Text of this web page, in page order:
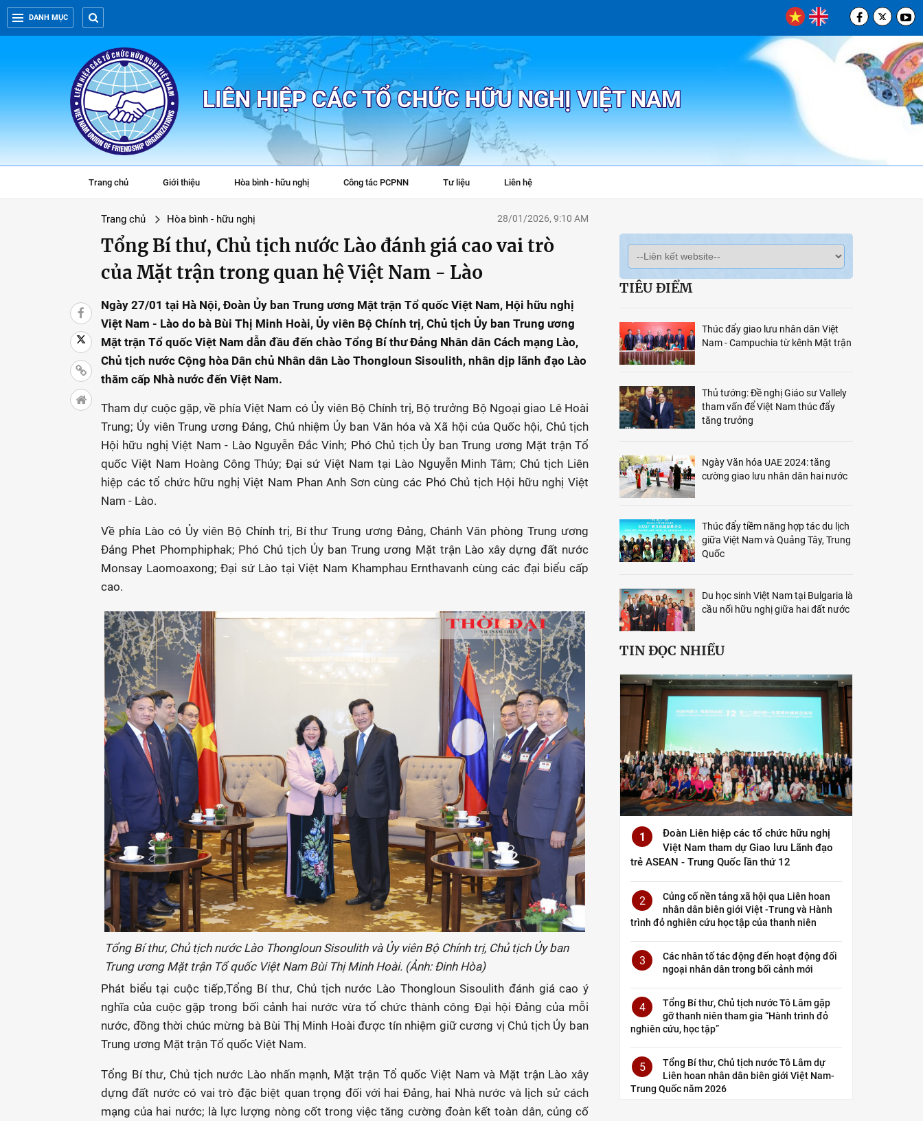
DANH MỤC
LIÊN HIỆP CÁC TỔ CHỨC HỮU NGHỊ VIỆT NAM
Trang chủ Giới thiệu Hòa bình - hữu nghị Công tác PCPNN Tư liệu Liên hệ
Trang chủ Hòa bình - hữu nghị 28/01/2026, 9:10 AM
Tổng Bí thư, Chủ tịch nước Lào đánh giá cao vai trò
của Mặt trận trong quan hệ Việt Nam - Lào
Ngày 27/01 tại Hà Nội, Đoàn Ủy ban Trung ương Mặt trận Tổ quốc Việt Nam, Hội hữu nghị
Việt Nam - Lào do bà Bùi Thị Minh Hoài, Ủy viên Bộ Chính trị, Chủ tịch Ủy ban Trung ương
Mặt trận Tổ quốc Việt Nam dẫn đầu đến chào Tổng Bí thư Đảng Nhân dân Cách mạng Lào,
Chủ tịch nước Cộng hòa Dân chủ Nhân dân Lào Thongloun Sisoulith, nhân dịp lãnh đạo Lào
thăm cấp Nhà nước đến Việt Nam.
Tham dự cuộc gặp, về phía Việt Nam có Ủy viên Bộ Chính trị, Bộ trưởng Bộ Ngoại giao Lê Hoài
Trung; Ủy viên Trung ương Đảng, Chủ nhiệm Ủy ban Văn hóa và Xã hội của Quốc hội, Chủ tịch
Hội hữu nghị Việt Nam - Lào Nguyễn Đắc Vinh; Phó Chủ tịch Ủy ban Trung ương Mặt trận Tổ
quốc Việt Nam Hoàng Công Thủy; Đại sứ Việt Nam tại Lào Nguyễn Minh Tâm; Chủ tịch Liên
hiệp các tổ chức hữu nghị Việt Nam Phan Anh Sơn cùng các Phó Chủ tịch Hội hữu nghị Việt
Nam - Lào.
Về phía Lào có Ủy viên Bộ Chính trị, Bí thư Trung ương Đảng, Chánh Văn phòng Trung ương
Đảng Phet Phomphiphak; Phó Chủ tịch Ủy ban Trung ương Mặt trận Lào xây dựng đất nước
Monsay Laomoaxong; Đại sứ Lào tại Việt Nam Khamphau Ernthavanh cùng các đại biểu cấp
cao.
Tổng Bí thư, Chủ tịch nước Lào Thongloun Sisoulith và Ủy viên Bộ Chính trị, Chủ tịch Ủy ban
Trung ương Mặt trận Tổ quốc Việt Nam Bùi Thị Minh Hoài. (Ảnh: Đinh Hòa)
Phát biểu tại cuộc tiếp,Tổng Bí thư, Chủ tịch nước Lào Thongloun Sisoulith đánh giá cao ý
nghĩa của cuộc gặp trong bối cảnh hai nước vừa tổ chức thành công Đại hội Đảng của mỗi
nước, đồng thời chúc mừng bà Bùi Thị Minh Hoài được tín nhiệm giữ cương vị Chủ tịch Ủy ban
Trung ương Mặt trận Tổ quốc Việt Nam.
Tổng Bí thư, Chủ tịch nước Lào nhấn mạnh, Mặt trận Tổ quốc Việt Nam và Mặt trận Lào xây
dựng đất nước có vai trò đặc biệt quan trọng đối với hai Đảng, hai Nhà nước và lịch sử cách
mạng của hai nước; là lực lượng nòng cốt trong việc tăng cường đoàn kết toàn dân, củng cố
TIÊU ĐIỂM
Thúc đẩy giao lưu nhân dân Việt
Nam - Campuchia từ kênh Mặt trận
Thủ tướng: Đề nghị Giáo sư Vallely
tham vấn để Việt Nam thúc đẩy
tăng trưởng
Ngày Văn hóa UAE 2024: tăng
cường giao lưu nhân dân hai nước
Thúc đẩy tiềm năng hợp tác du lịch
giữa Việt Nam và Quảng Tây, Trung
Quốc
Du học sinh Việt Nam tại Bulgaria là
cầu nối hữu nghị giữa hai đất nước
TIN ĐỌC NHIỀU
1
Đoàn Liên hiệp các tổ chức hữu nghị
Việt Nam tham dự Giao lưu Lãnh đạo
trẻ ASEAN - Trung Quốc lần thứ 12
2
Củng cố nền tảng xã hội qua Liên hoan
nhân dân biên giới Việt -Trung và Hành
trình đỏ nghiên cứu học tập của thanh niên
3
Các nhân tố tác động đến hoạt động đối
ngoại nhân dân trong bối cảnh mới
4
Tổng Bí thư, Chủ tịch nước Tô Lâm gặp
gỡ thanh niên tham gia “Hành trình đỏ
nghiên cứu, học tập”
5
Tổng Bí thư, Chủ tịch nước Tô Lâm dự
Liên hoan nhân dân biên giới Việt Nam-
Trung Quốc năm 2026